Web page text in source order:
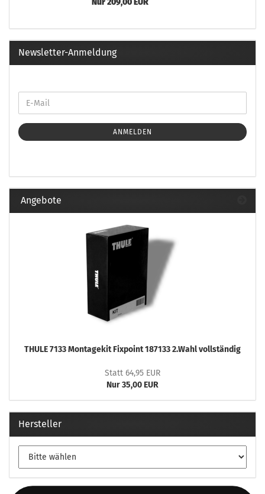
Nur 209,00 EUR
Newsletter-Anmeldung
ANMELDEN
Angebote
THULE 7133 Montagekit Fixpoint 187133 2.Wahl vollständig
Statt 64,95 EUR
Nur 35,00 EUR
Hersteller